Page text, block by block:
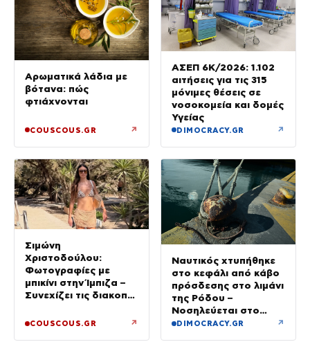
Αρωματικά λάδια με
βότανα: πώς
φτιάχνονται
COUSCOUS.GR ↗
ΑΣΕΠ 6Κ/2026: 1.102
αιτήσεις για τις 315
μόνιμες θέσεις σε
νοσοκομεία και δομές
Υγείας
DIMOCRACY.GR ↗
Σιμώνη
Χριστοδούλου:
Φωτογραφίες με
μπικίνι στην Ίμπιζα –
Συνεχίζει τις διακοπές
της, Αντρέα Γεωργίου
COUSCOUS.GR ↗
Ναυτικός χτυπήθηκε
στο κεφάλι από κάβο
πρόσδεσης στο λιμάνι
της Ρόδου –
Νοσηλεύεται στο
νοσοκομείο
DIMOCRACY.GR ↗